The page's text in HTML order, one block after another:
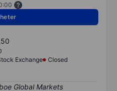
Exchange
Closed